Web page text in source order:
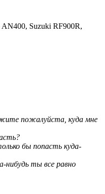
Suzuki RF900R,
пожалуйста, куда мне
бы попасть куда-
нибудь ты все равно